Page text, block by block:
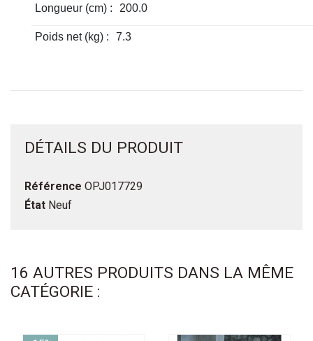
Longueur (cm) : 200.0
Poids net (kg) : 7.3
DÉTAILS DU PRODUIT
Référence OPJ017729
État Neuf
16 AUTRES PRODUITS DANS LA MÊME
CATÉGORIE :